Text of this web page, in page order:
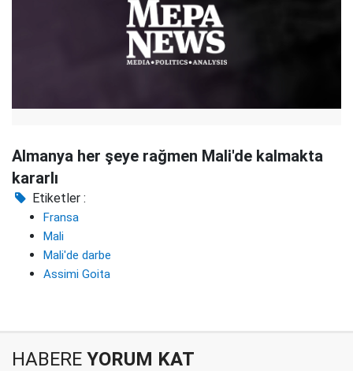
Almanya her şeye rağmen Mali'de kalmakta
kararlı
Etiketler :
Fransa
Mali
Mali'de darbe
Assimi Goita
HABERE YORUM KAT